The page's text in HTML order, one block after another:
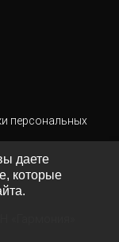
персональных
«Гармония»
даете
которые